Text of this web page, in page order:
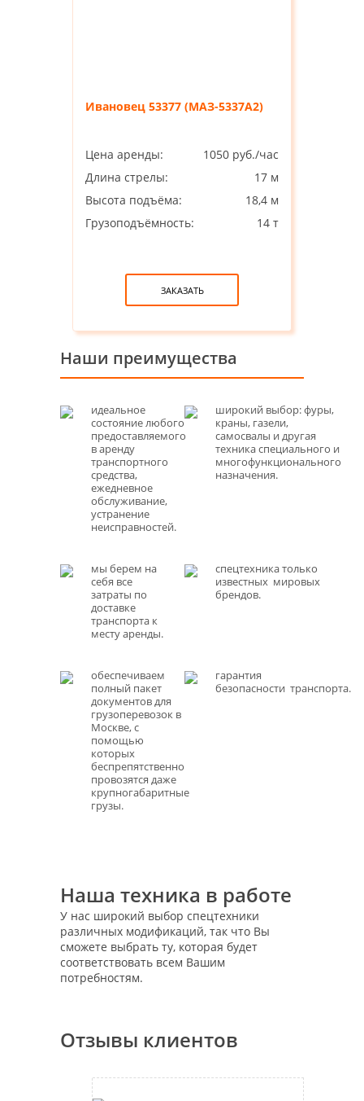
Ивановец 53377 (МАЗ-5337А2)
Цена аренды:
1050 руб./час
Длина стрелы:
17 м
Высота подъёма:
18,4 м
Грузоподъёмность:
14 т
ЗАКАЗАТЬ
Наши преимущества
идеальное
состояние любого
предоставляемого
в аренду
транспортного
средства,
ежедневное
обслуживание,
устранение
неисправностей.
широкий выбор: фуры,
краны, газели,
самосвалы и другая
техника специального и
многофункционального
назначения.
мы берем на
себя все
затраты по
доставке
транспорта к
месту аренды.
спецтехника только
известных мировых
брендов.
обеспечиваем
полный пакет
документов для
грузоперевозок в
Москве, с
помощью
которых
беспрепятственно
провозятся даже
крупногабаритные
грузы.
гарантия
безопасности транспорта.
Наша техника в работе
У нас широкий выбор спецтехники
различных модификаций, так что Вы
сможете выбрать ту, которая будет
соответствовать всем Вашим
потребностям.
Отзывы клиентов